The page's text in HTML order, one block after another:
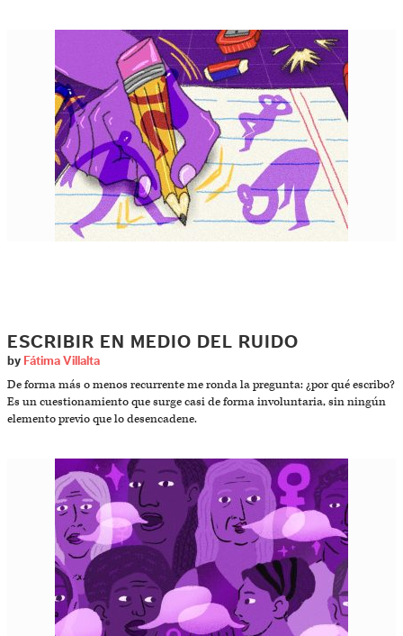
ESCRIBIR EN MEDIO DEL RUIDO
by Fátima Villalta
De forma más o menos recurrente me ronda la pregunta: ¿por qué escribo?
Es un cuestionamiento que surge casi de forma involuntaria, sin ningún
elemento previo que lo desencadene.